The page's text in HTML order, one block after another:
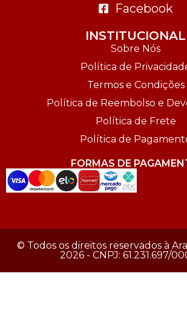
Facebook
INSTITUCIONAL
Sobre Nós
Política de
Termos e Condições
Política de Reembolso e
Política de Frete
Política de
FORMAS DE
© Todos os direitos reservados à
2026 - CNPJ: 61.231.697/